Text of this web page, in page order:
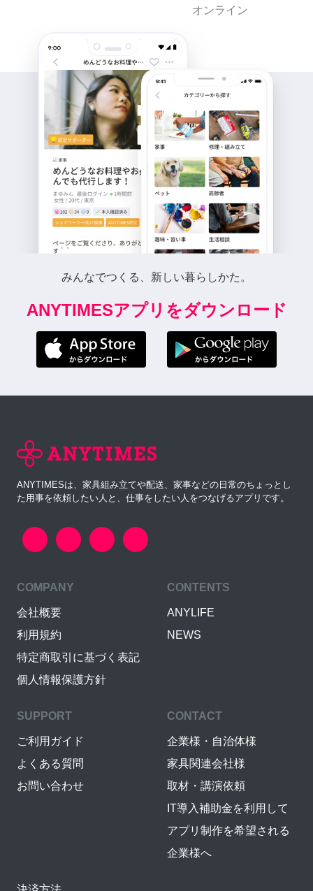
オンライン
みんなでつくる、新しい暮らしかた。
ANYTIMESアプリをダウンロード
ANYTIMESは、家具組み立てや配送、家事などの日常のちょっとし
た用事を依頼したい人と、仕事をしたい人をつなげるアプリです。
COMPANY
会社概要
利用規約
特定商取引に基づく表記
個人情報保護方針
CONTENTS
ANYLIFE
NEWS
SUPPORT
ご利用ガイド
よくある質問
お問い合わせ
CONTACT
企業様・自治体様
家具関連会社様
取材・講演依頼
IT導入補助金を利用して
アプリ制作を希望される
企業様へ